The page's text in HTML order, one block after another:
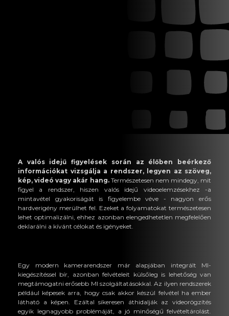
A valós idejű figyelések során az élőben beérkező
információkat vizsgálja a rendszer, legyen az szöveg,
kép, videó vagy akár hang.Természetesen nem mindegy, mit
figyel a rendszer, hiszen valós idejű videoelemzésekhez -a
mintavétel gyakoriságát is figyelembe véve - nagyon erős
hardverigény merülhet fel. Ezeket a folyamatokat természetesen
lehet optimalizálni, ehhez azonban elengedhetetlen megfelelően
deklarálni a kívánt célokat és igényeket.
Egy modern kamerarendszer már alapjában integrált MI-
kiegészítéssel bír, azonban felvételeit külsőleg is lehetőség van
megtámogatni erősebb MI szolgáltatásokkal. Az ilyen rendszerek
például képesek arra, hogy csak akkor készül felvétel ha ember
látható a képen. Ezáltal sikeresen áthidalják az videorögzítés
egyik legnagyobb problémáját, a jó minőségű felvételtárolást.